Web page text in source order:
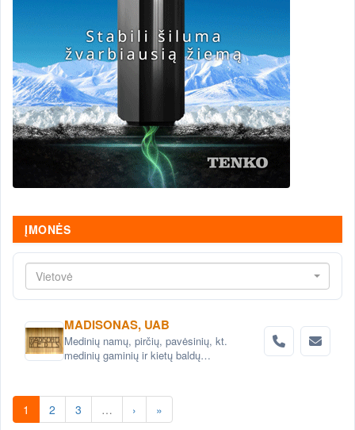
ĮMONĖS
Vietovė
MADISONAS, UAB
Medinių namų, pirčių, pavėsinių, kt.
medinių gaminių ir kietų baldų
1 2 3 … › »